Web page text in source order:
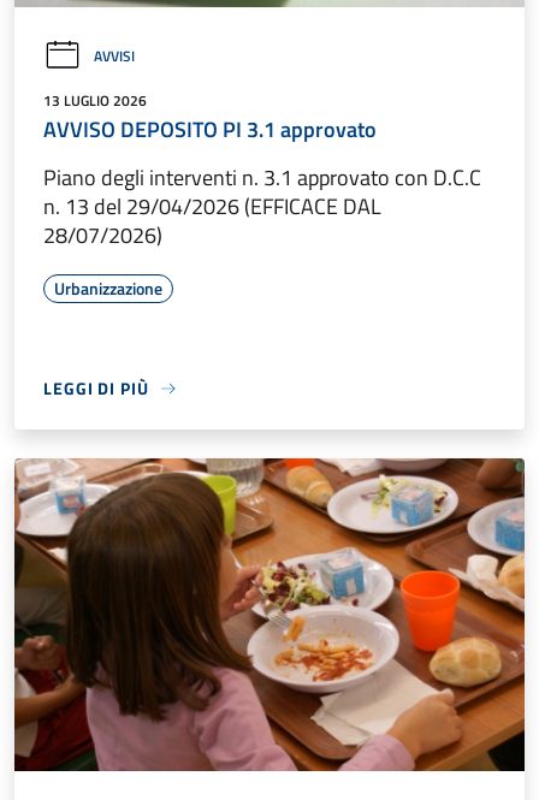
AVVISI
13 LUGLIO 2026
AVVISO DEPOSITO PI 3.1 approvato
Piano degli interventi n. 3.1 approvato con D.C.C
n. 13 del 29/04/2026 (EFFICACE DAL
28/07/2026)
Urbanizzazione
LEGGI DI PIÙ